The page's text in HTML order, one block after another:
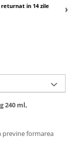
returnat in 14 zile
240 ml,
previne formarea